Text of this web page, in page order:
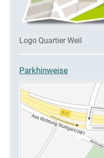
Logo Quartier Weil
Parkhinweise